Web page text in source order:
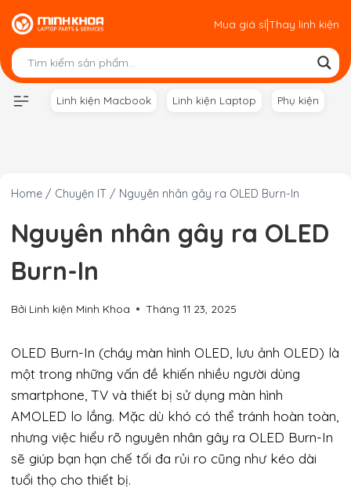
Skip
to
content
Mua giá sỉ|Thay linh kiện
Linh kiện Macbook Linh kiện Laptop Phụ kiện
Home / Chuyện IT / Nguyên nhân gây ra OLED Burn-In
Nguyên nhân gây ra OLED
Burn-In
Bởi Linh kiện Minh Khoa Tháng 11 23, 2025
OLED Burn-In (cháy màn hình OLED, lưu ảnh OLED) là
một trong những vấn đề khiến nhiều người dùng
smartphone, TV và thiết bị sử dụng màn hình
AMOLED lo lắng. Mặc dù khó có thể tránh hoàn toàn,
nhưng việc hiểu rõ nguyên nhân gây ra OLED Burn-In
sẽ giúp bạn hạn chế tối đa rủi ro cũng như kéo dài
tuổi thọ cho thiết bị.